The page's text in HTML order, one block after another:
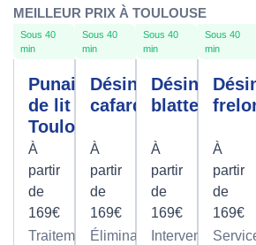
MEILLEUR PRIX À TOULOUSE
Sous 40
min
Punaises
de lit
Toulouse
À
partir
de
169€
Traitement
Sous 40
min
Désinfection
cafards
À
partir
de
169€
Élimination des
Sous 40
min
blattes
À
partir
de
169€
Interventions
Sous 40
min
À
partir
de
169€